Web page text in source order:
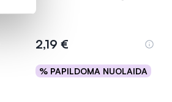
2,19 €
% PAPILDOMA NUOLAIDA
Į krepšelį